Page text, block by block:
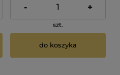
- +
szt.
do koszyka